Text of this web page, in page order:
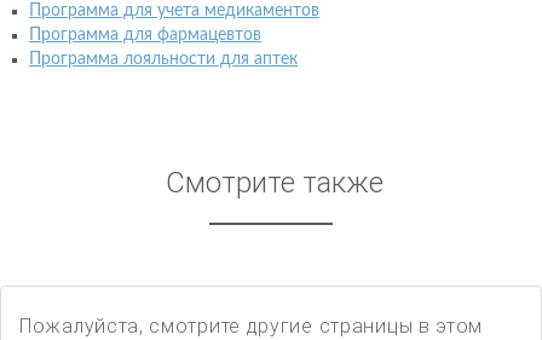
Программа для учета медикаментов
Программа для фармацевтов
Программа лояльности для аптек
Смотрите также
Пожалуйста, смотрите другие страницы в этом